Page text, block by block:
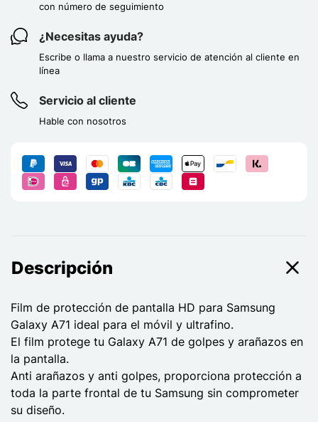
con número de seguimiento
¿Necesitas ayuda?
Escribe o llama a nuestro servicio de atención al cliente en
línea
Servicio al cliente
Hable con nosotros
Descripción
Film de protección de pantalla HD para Samsung
Galaxy A71 ideal para el móvil y ultrafino.
El film protege tu Galaxy A71 de golpes y arañazos en
la pantalla.
Anti arañazos y anti golpes, proporciona protección a
toda la parte frontal de tu Samsung sin comprometer
su diseño.